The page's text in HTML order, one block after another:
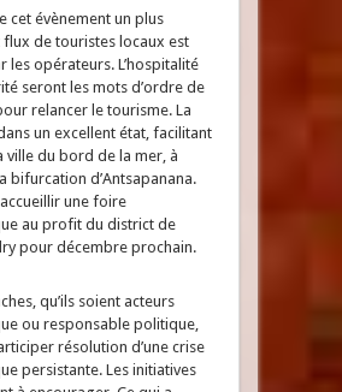
cet évènement un plus
de touristes locaux est
les opérateurs. L’hospitalité
seront les mots d’ordre de
relancer le tourisme. La
un excellent état, facilitant
ville du bord de la mer, à
bifurcation d’Antsapanana.
une foire
au profit du district de
pour décembre prochain.
qu’ils soient acteurs
ou responsable politique,
résolution d’une crise
persistante. Les initiatives